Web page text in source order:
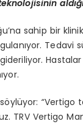
sahip bir
“Vertigo
TRV Vertigo